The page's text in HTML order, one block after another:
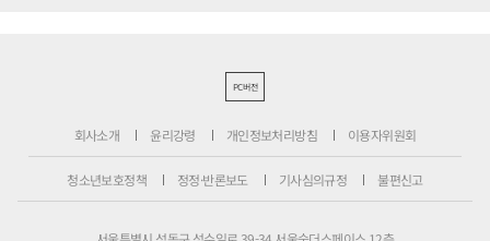
PC버전
회사소개 윤리강령 개인정보처리방침 이용자위원회
청소년보호정책 정정·반론보도 기사심의규정 불편신고